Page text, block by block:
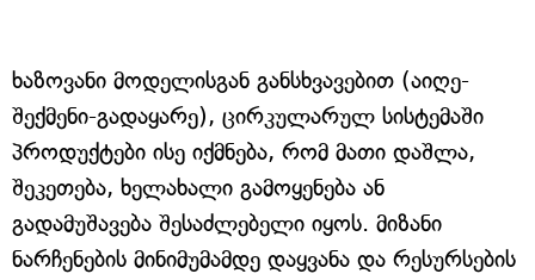
ხაზოვანი მოდელისგან განსხვავებით (აიღე-
შექმენი-გადაყარე), ცირკულარულ სისტემაში
პროდუქტები ისე იქმნება, რომ მათი დაშლა,
შეკეთება, ხელახალი გამოყენება ან
გადამუშავება შესაძლებელი იყოს. მიზანი
ნარჩენების მინიმუმამდე დაყვანა და რესურსების